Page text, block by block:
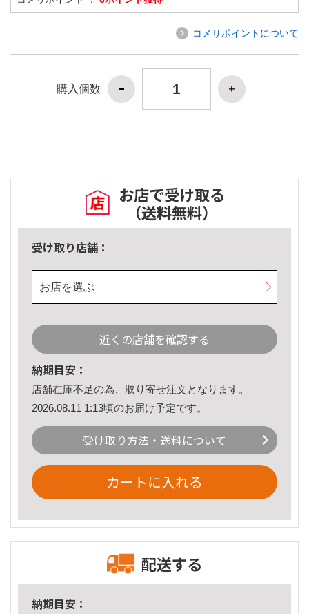
コメリポイントについて
購入個数
お店で受け取る
（送料無料）
受け取り店舗：
お店を選ぶ
近くの店舗を確認する
納期目安：
店舗在庫不足の為、取り寄せ注文となります。
2026.08.11 1:13頃のお届け予定です。
受け取り方法・送料について
カートに入れる
配送する
納期目安：